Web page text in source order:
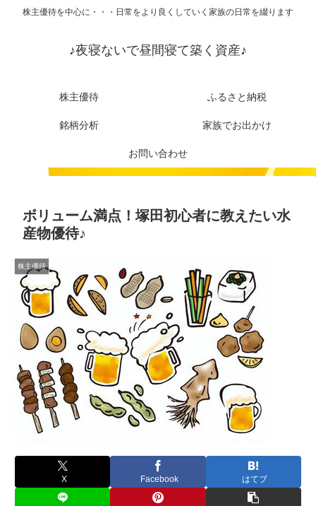
株主優待を中心に・・・日常をより良くしていく家族の日常を綴ります
♪夜寝ないで昼間寝て築く資産♪
株主優待 ふるさと納税
銘柄分析 家族でお出かけ
お問い合わせ
ボリューム満点！塚田初心者に教えたい水
産物優待♪
株主優待
X Facebook はてブ